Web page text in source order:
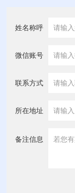
姓名称呼
微信账号
联系方式
所在地址
备注信息